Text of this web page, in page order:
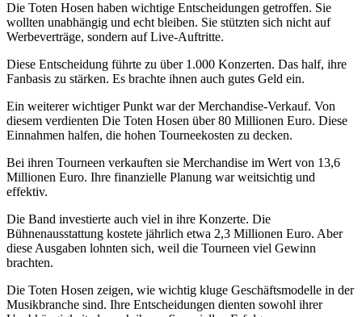
Die Toten Hosen haben wichtige Entscheidungen getroffen. Sie
wollten unabhängig und echt bleiben. Sie stützten sich nicht auf
Werbeverträge, sondern auf Live-Auftritte.
Diese Entscheidung führte zu über 1.000 Konzerten. Das half, ihre
Fanbasis zu stärken. Es brachte ihnen auch gutes Geld ein.
Ein weiterer wichtiger Punkt war der Merchandise-Verkauf. Von
diesem verdienten Die Toten Hosen über 80 Millionen Euro. Diese
Einnahmen halfen, die hohen Tourneekosten zu decken.
Bei ihren Tourneen verkauften sie Merchandise im Wert von 13,6
Millionen Euro. Ihre finanzielle Planung war weitsichtig und
effektiv.
Die Band investierte auch viel in ihre Konzerte. Die
Bühnenausstattung kostete jährlich etwa 2,3 Millionen Euro. Aber
diese Ausgaben lohnten sich, weil die Tourneen viel Gewinn
brachten.
Die Toten Hosen zeigen, wie wichtig kluge Geschäftsmodelle in der
Musikbranche sind. Ihre Entscheidungen dienten sowohl ihrer